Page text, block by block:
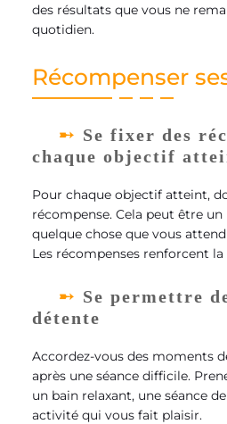
des résultats que vous ne
quotidien.
Récompenser
Se fixer des
chaque objectif
Pour chaque objectif atteint,
récompense. Cela peut être
quelque chose que vous
Les récompenses renforcent
Se permettre
détente
Accordez-vous des moments
après une séance difficile.
un bain relaxant, une séance
activité qui vous fait plaisir.